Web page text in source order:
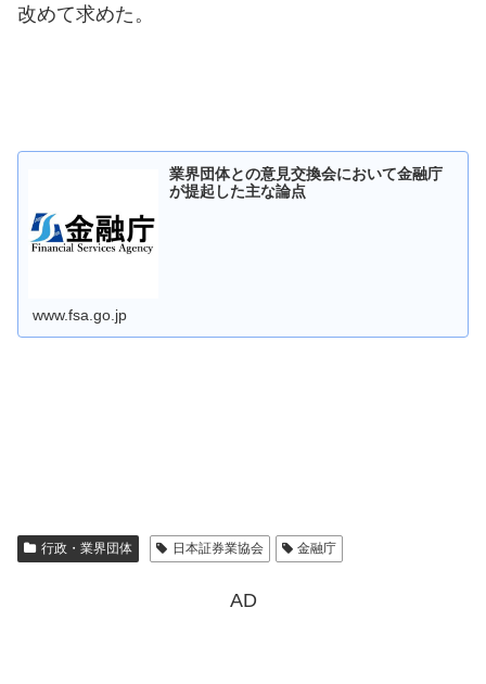
改めて求めた。
業界団体との意見交換会において金融庁
が提起した主な論点
www.fsa.go.jp
行政・業界団体 日本証券業協会 金融庁
AD